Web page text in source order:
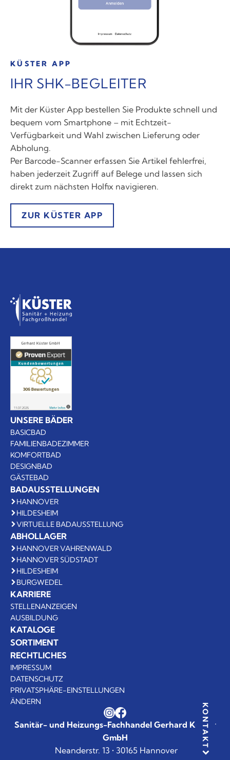
KÜSTER APP
IHR SHK-BEGLEITER
Mit der Küster App bestellen Sie Produkte schnell und
bequem vom Smartphone – mit Echtzeit-
Verfügbarkeit und Wahl zwischen Lieferung oder
Abholung.
Per Barcode-Scanner erfassen Sie Artikel fehlerfrei,
haben jederzeit Zugriff auf Belege und lassen sich
direkt zum nächsten Holfix navigieren.
ZUR KÜSTER APP
KONTAKT
UNSERE BÄDER
BASICBAD
FAMILIENBADEZIMMER
KOMFORTBAD
DESIGNBAD
GÄSTEBAD
BADAUSSTELLUNGEN
HANNOVER
HILDESHEIM
VIRTUELLE BADAUSSTELLUNG
ABHOLLAGER
HANNOVER VAHRENWALD
HANNOVER SÜDSTADT
HILDESHEIM
BURGWEDEL
KARRIERE
STELLENANZEIGEN
AUSBILDUNG
KATALOGE
SORTIMENT
RECHTLICHES
IMPRESSUM
DATENSCHUTZ
PRIVATSPHÄRE-EINSTELLUNGEN
ÄNDERN
Sanitär- und Heizungs-Fachhandel Gerhard Küster
GmbH
Neanderstr. 13 • 30165 Hannover